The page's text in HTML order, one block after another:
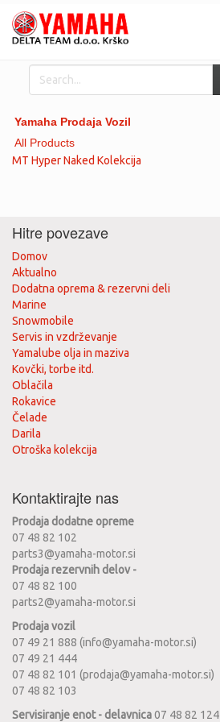
Yamaha Prodaja Vozil
All Products
MT Hyper Naked Kolekcija
Hitre povezave
Domov
Aktualno
Dodatna oprema & rezervni deli
Marine
Snowmobile
Servis in vzdrževanje
Yamalube olja in maziva
Kovčki, torbe itd.
Oblačila
Rokavice
Čelade
Darila
Otroška kolekcija
Kontaktirajte nas
Prodaja dodatne opreme
07 48 82 102
parts3@yamaha-motor.si
Prodaja rezervnih delov -
07 48 82 100
parts2@yamaha-motor.si
Prodaja vozil
07 49 21 888 (info@yamaha-motor.si)
07 49 21 444
07 48 82 101 (prodaja@yamaha-motor.si)
07 48 82 103
Servisiranje enot - delavnica07 48 82 124